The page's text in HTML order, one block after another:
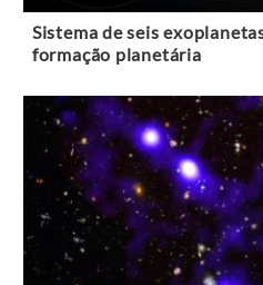
Sistema de seis
formação planetária